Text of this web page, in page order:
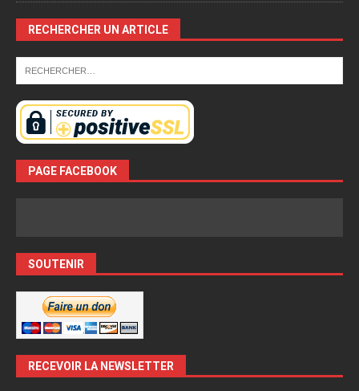
RECHERCHER UN ARTICLE
PAGE FACEBOOK
SOUTENIR
RECEVOIR LA NEWSLETTER